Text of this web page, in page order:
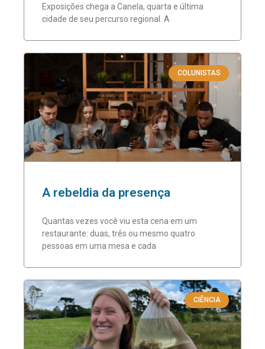
Exposições chega a Canela, quarta e última
cidade de seu percurso regional. A
COLUNISTAS
A rebeldia da presença
Quantas vezes você viu esta cena em um
restaurante: duas, três ou mesmo quatro
pessoas em uma mesa e cada
CIÊNCIA